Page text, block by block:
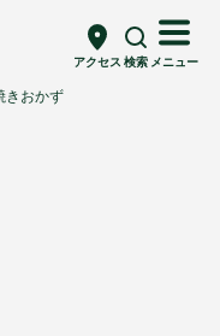
アクセス 検索 メニュー
きおかず